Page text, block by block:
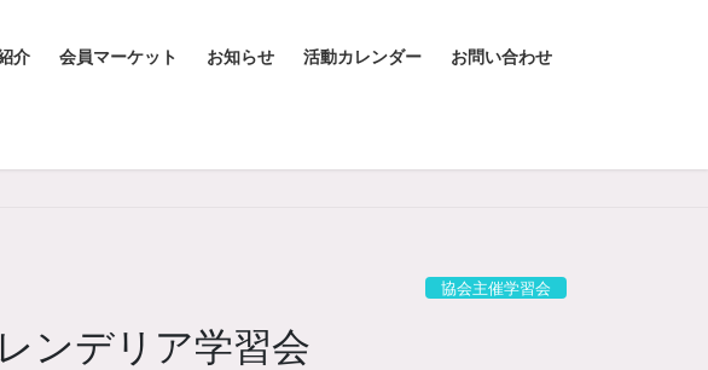
介 会員マーケット お知らせ 活動カレンダー お問い合わせ
協会主催学習会
ンデリア学習会